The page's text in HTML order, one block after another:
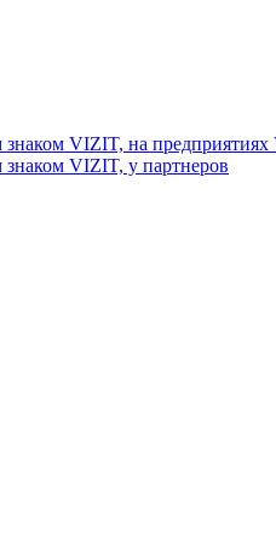
знаком VIZIT, на
VIZIT, у партнеров